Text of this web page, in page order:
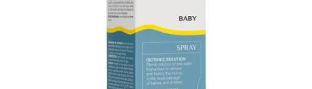
Probiotice si prebiotice
Balsam masca si tratament
Produse cu SPF Pentru Fata